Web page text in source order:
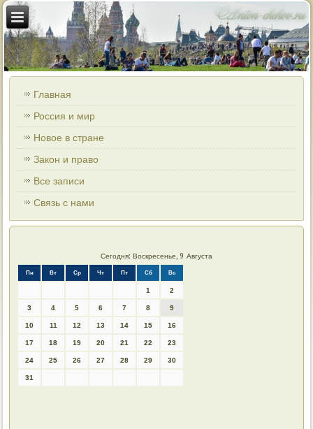
Главная
Россия и мир
Новое в стране
Закон и право
Все записи
Связь с нами
Сегодня: Воскресенье, 9 Августа
Пн Вт Ср Чт Пт Сб Вс
1 2
3 4 5 6 7 8 9
10 11 12 13 14 15 16
17 18 19 20 21 22 23
24 25 26 27 28 29 30
31